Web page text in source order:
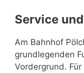
Service
Am Bahnhof
grundlegenden
Vordergrund.